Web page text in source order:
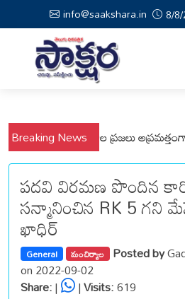
info@saakshara.in 8/
Breaking News
మండలాల ప్రజలు అప్రమత్తంగా
పదవి విరమణ పొందిన
సన్మానించిన RK 5 గని
ఖాధిర్
General మంచిర్యాల Posted by
on 2022-09-02
Share:| |Visits:619